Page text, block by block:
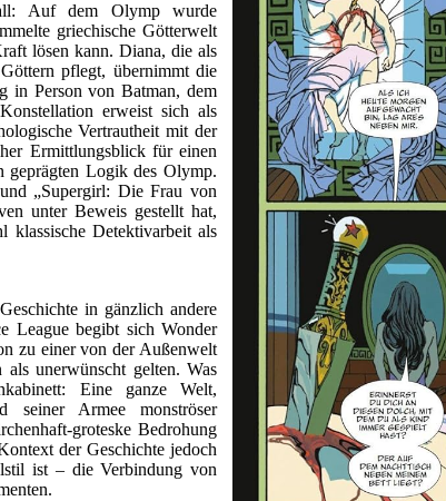
Auf dem Olymp wurde
griechische Götterwelt
lösen kann. Diana, die als
pflegt, übernimmt die
in Person von Batman, dem
erweist sich als
Vertrautheit mit der
Ermittlungsblick für einen
geprägten Logik des Olymp.
„Supergirl: Die Frau von
unter Beweis gestellt hat,
klassische Detektivarbeit als
in gänzlich andere
League begibt sich Wonder
zu einer von der Außenwelt
als unerwünscht gelten. Was
Eine ganze Welt,
seiner Armee monströser
groteske Bedrohung
der Geschichte jedoch
ist – die Verbindung von